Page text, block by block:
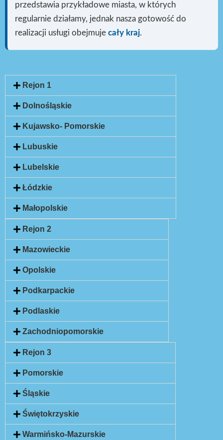
przedstawia przykładowe miasta, w których
regularnie działamy, jednak nasza gotowość do
realizacji usługi obejmuje cały kraj.
Rejon 3
Pomorskie
Śląskie
Świętokrzyskie
Warmińsko-Mazurskie
Rejon 2
Mazowieckie
Opolskie
Podkarpackie
Podlaskie
Zachodniopomorskie
Rejon 1
Dolnośląskie
Kujawsko- Pomorskie
Lubuskie
Lubelskie
Łódzkie
Małopolskie